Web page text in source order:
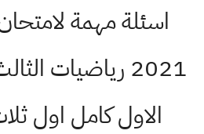
اسئلة مهمة
2021 رياضيات
الاول كامل اول